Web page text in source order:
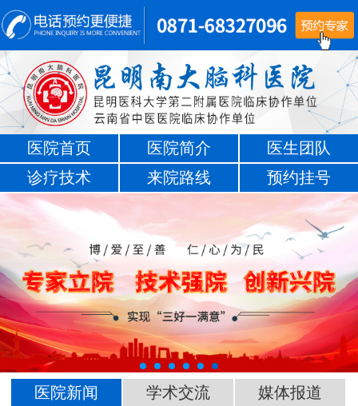
医院首页 医院简介
医生团队
诊疗技术
来院路线 预约挂号
医院新闻 学术交流 媒体报道